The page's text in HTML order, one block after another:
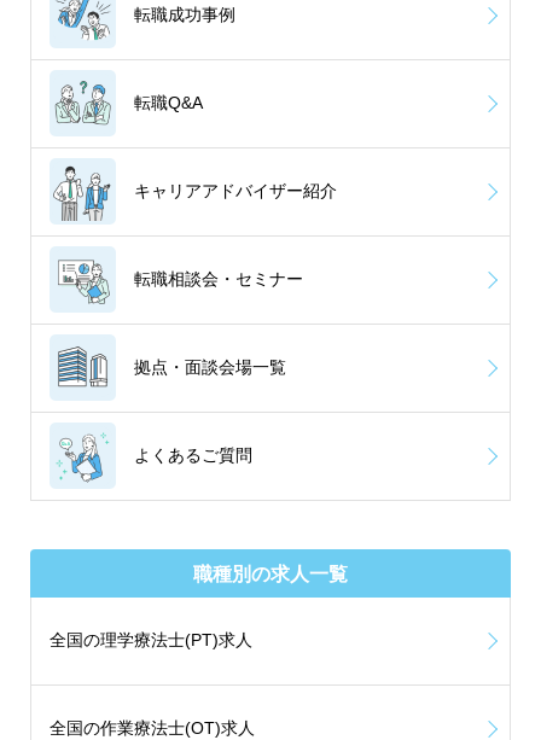
転職成功事例
転職Q&A
キャリアアドバイザー紹介
転職相談会・セミナー
拠点・面談会場一覧
よくあるご質問
職種別の求人一覧
全国の理学療法士(PT)求人
全国の作業療法士(OT)求人